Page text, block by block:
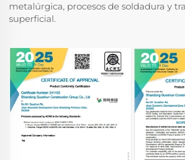
metalúrgica, procesos de soldadura y
superficial.